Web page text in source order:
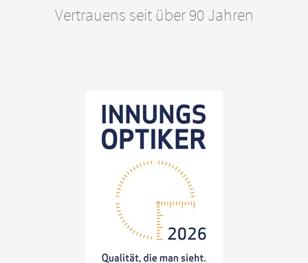
Vertrauens seit über 90 Jahren